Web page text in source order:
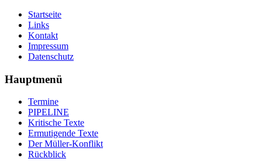
Startseite
Links
Kontakt
Impressum
Datenschutz
Hauptmenü
Termine
PIPELINE
Kritische Texte
Ermutigende Texte
Der Müller-Konflikt
Rückblick